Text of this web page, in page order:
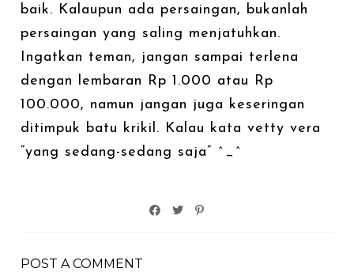
baik. Kalaupun ada persaingan, bukanlah
persaingan yang saling menjatuhkan.
Ingatkan teman, jangan sampai terlena
dengan lembaran Rp 1.000 atau Rp
100.000, namun jangan juga keseringan
ditimpuk batu krikil. Kalau kata vetty vera
“yang sedang-sedang saja” ^_^
POST A COMMENT